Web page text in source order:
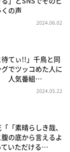
の声
2024.06.02
待てぃ!!」千鳥と同
でツッコめた人に
人気番組…
2024.05.22
「素晴らしき哉、
の底から言えるよ
ていただける…